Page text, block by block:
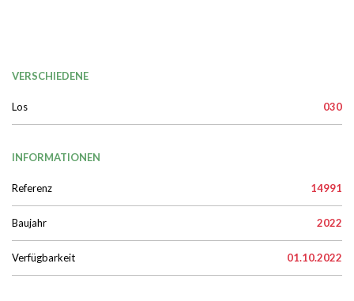
VERSCHIEDENE
Los 030
INFORMATIONEN
Referenz 14991
Baujahr 2022
Verfügbarkeit 01.10.2022